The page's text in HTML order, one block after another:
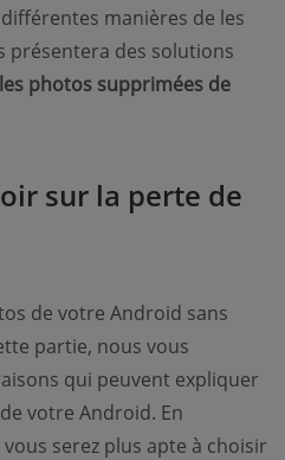
manières de les
présentera des solutions
photos supprimées de
sur la perte de
de votre Android sans
partie, nous vous
qui peuvent expliquer
votre Android. En
serez plus apte à choisir